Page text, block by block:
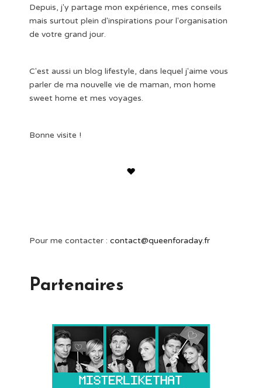
Depuis, j'y partage mon expérience, mes conseils
mais surtout plein d'inspirations pour l'organisation
de votre grand jour.
C'est aussi un blog lifestyle, dans lequel j'aime vous
parler de ma nouvelle vie de maman, mon home
sweet home et mes voyages.
Bonne visite !
Pour me contacter : contact@queenforaday.fr
Partenaires